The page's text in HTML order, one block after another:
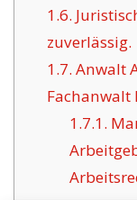
1.6.
zuverlässig.
1.7. Anwalt
Fachanwalt
1.7.1.